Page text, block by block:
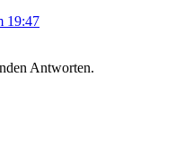
19:47
Antworten.